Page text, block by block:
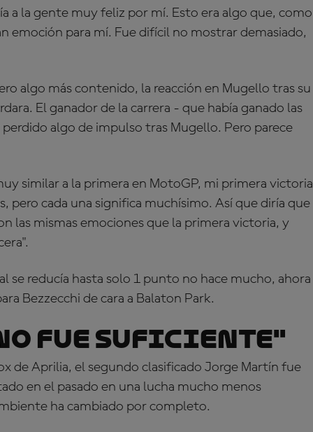
a la gente muy feliz por mí. Esto era algo que, como
emoción para mí. Fue difícil no mostrar demasiado,
algo más contenido, la reacción en Mugello tras su
El ganador de la carrera - que había ganado las
algo de impulso tras Mugello. Pero parece
similar a la primera en MotoGP, mi primera victoria
pero cada una significa muchísimo. Así que diría que
las mismas emociones que la primera victoria, y
se reducía hasta solo 1 punto no hace mucho, ahora
Bezzecchi de cara a Balaton Park.
no fue suficiente"
de Aprilia, el segundo clasificado Jorge Martín fue
en el pasado en una lucha mucho menos
ha cambiado por completo.